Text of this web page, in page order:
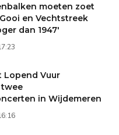
moeten zoet
en Vechtstreek
dan 1947'
Lopend Vuur
in Wijdemeren